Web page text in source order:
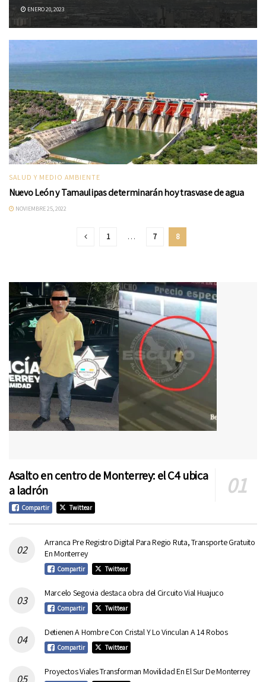
ENERO 20, 2023
SALUD Y MEDIO AMBIENTE
Nuevo León y Tamaulipas determinarán hoy trasvase de agua
NOVIEMBRE 25, 2022
1 … 7 8
Asalto en centro de Monterrey: el C4 ubica
a ladrón
Compartir Twittear
Arranca Pre Registro Digital Para Regio Ruta, Transporte Gratuito
En Monterrey
Compartir Twittear
Marcelo Segovia destaca obra del Circuito Vial Huajuco
Compartir Twittear
Detienen A Hombre Con Cristal Y Lo Vinculan A 14 Robos
Compartir Twittear
Proyectos Viales Transforman Movilidad En El Sur De Monterrey